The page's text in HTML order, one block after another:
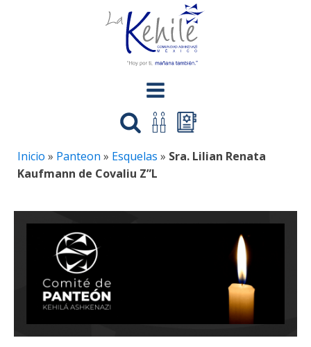
Inicio » Panteon » Esquelas » Sra. Lilian Renata
Kaufmann de Covaliu Z”L